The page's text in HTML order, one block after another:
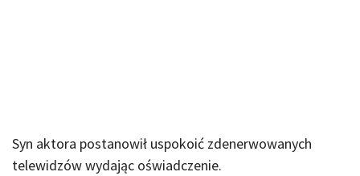
Syn aktora postanowił uspokoić zdenerwowanych
telewidzów wydając oświadczenie.